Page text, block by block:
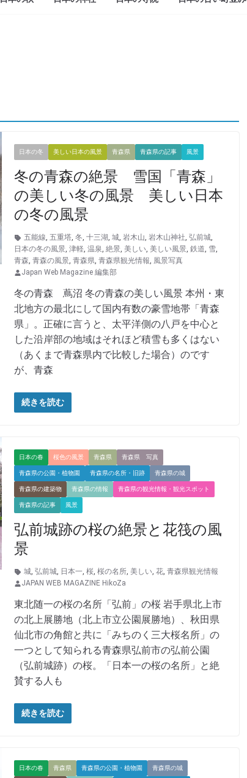
日本の冬 美しい日本の風景 青森県 青森県の記事 風景
冬の青森の絶景 雪国「青森」
の美しい冬の風景 美しい日本
の冬の風景
五能線, 五重塔, 冬, 十三湖, 城, 岩木山, 岩木山神社, 弘前城,
日本の冬の風景, 津軽, 温泉, 絶景, 美しい, 美しい風景, 鉄道, 雪,
青森, 青森の風景, 青森県, 青森県観光情報, 風景写真
Japan Web Magazine 編集部
冬の青森 蔦沼 冬の青森の美しい風景 本州・東
北地方の最北にして国内有数の豪雪地帯「青森
県」。正確に言うと、太平洋側の八戸を中心と
した沿岸部の地域はそれほど積雪も多くはない
（あくまで青森県内で比較した場合）のです
が、青森
続きを読む
日本の春 桜色の風景 青森県 青森県 写真
青森県の公園・植物園 青森県の名所・旧跡 青森県の城
青森県の建築物 青森県の情報 青森県の観光情報・観光スポット
青森県の記事 風景
弘前城跡の桜の絶景と花筏の風
景
城, 弘前城, 日本一, 桜, 桜の名所, 美しい, 花, 青森県観光情報
JAPAN WEB MAGAZINE HikoZa
東北随一の桜の名所「弘前」の桜 岩手県北上市
の北上展勝地（北上市立公園展勝地）、秋田県
仙北市の角館と共に「みちのく三大桜名所」の
一つとして知られる青森県弘前市の弘前公園
（弘前城跡）の桜。「日本一の桜の名所」と絶
賛する人も
続きを読む
日本の春 青森県 青森県の公園・植物園 青森県の城